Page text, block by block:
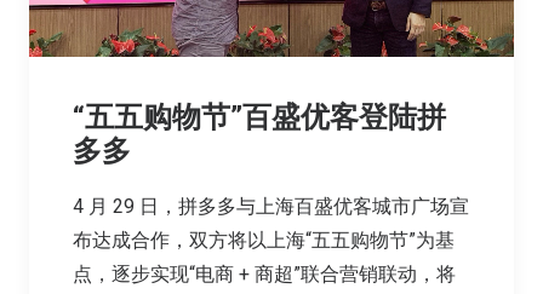
“五五购物节”百盛优客登陆拼
多多
4 月 29 日，拼多多与上海百盛优客城市广场宣
布达成合作，双方将以上海“五五购物节”为基
点，逐步实现“电商 + 商超”联合营销联动，将